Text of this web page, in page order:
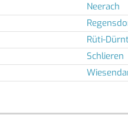
Neerach
Rüti-
Schlieren